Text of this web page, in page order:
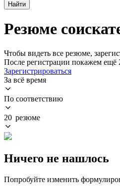
Найти
Резюме
Чтобы видеть все резюме,
После регистрации покажем ещё
Зарегистрироваться
За всё время
По соответствию
20 резюме
Ничего не нашлось
Попробуйте изменить